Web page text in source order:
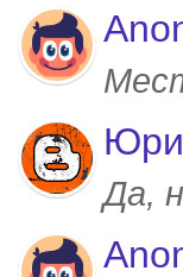
Да,